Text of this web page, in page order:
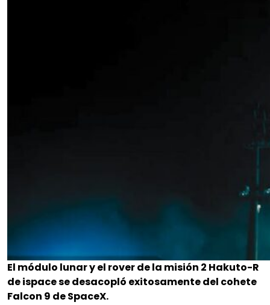
El módulo lunar y el rover de la misión 2 Hakuto-R
de ispace se desacopló exitosamente del cohete
Falcon 9 de SpaceX.